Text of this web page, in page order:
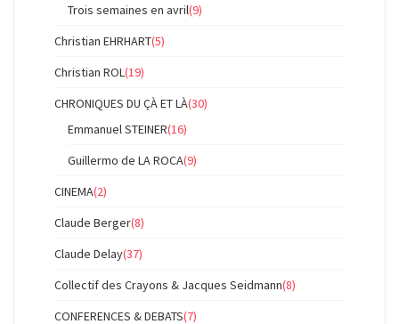
Trois semaines en avril(9)
Christian EHRHART(5)
Christian ROL(19)
CHRONIQUES DU ÇÀ ET LÀ(30)
Emmanuel STEINER(16)
Guillermo de LA ROCA(9)
CINEMA(2)
Claude Berger(8)
Claude Delay(37)
Collectif des Crayons & Jacques Seidmann(8)
CONFERENCES & DEBATS(7)